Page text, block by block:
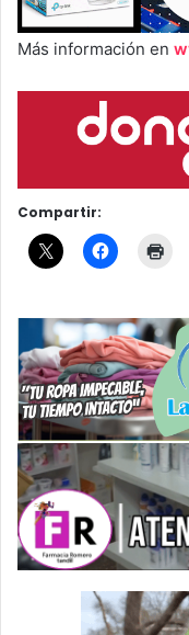
Más información en
Compartir: